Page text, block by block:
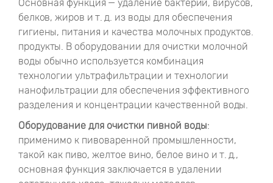
Основная функция — удаление бактерий, вирусов,
белков, жиров и т. д. из воды для обеспечения
гигиены, питания и качества молочных продуктов.
продукты. В оборудовании для очистки молочной
воды обычно используется комбинация
технологии ультрафильтрации и технологии
нанофильтрации для обеспечения эффективного
разделения и концентрации качественной воды.
Оборудование для очистки пивной воды:
применимо к пивоваренной промышленности,
такой как пиво, желтое вино, белое вино и т. д.,
основная функция заключается в удалении